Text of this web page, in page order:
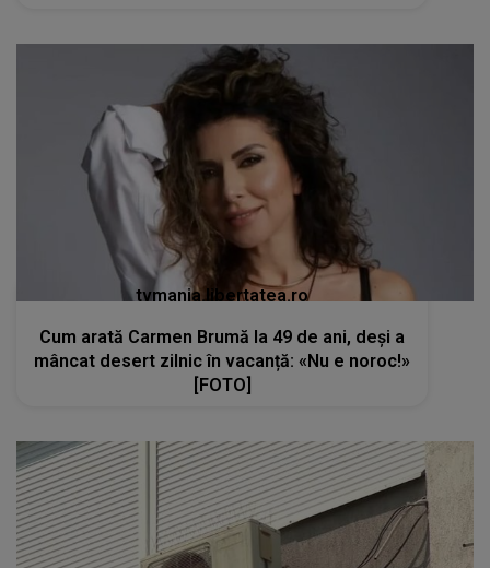
tvmania.libertatea.ro
Cum arată Carmen Brumă la 49 de ani, deși a
mâncat desert zilnic în vacanță: «Nu e noroc!»
[FOTO]